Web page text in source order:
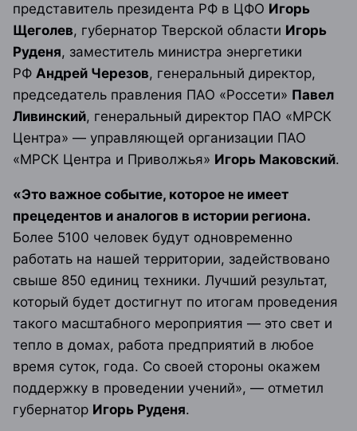
представитель президента РФ в ЦФО Игорь
Щеголев, губернатор Тверской области Игорь
Руденя, заместитель министра энергетики
РФ Андрей Черезов, генеральный директор,
председатель правления ПАО «Россети» Павел
Ливинский, генеральный директор ПАО «МРСК
Центра» — управляющей организации ПАО
«МРСК Центра и Приволжья» Игорь Маковский.
«Это важное событие, которое не имеет
прецедентов и аналогов в истории региона.
Более 5100 человек будут одновременно
работать на нашей территории, задействовано
свыше 850 единиц техники. Лучший результат,
который будет достигнут по итогам проведения
такого масштабного мероприятия — это свет и
тепло в домах, работа предприятий в любое
время суток, года. Со своей стороны окажем
поддержку в проведении учений», — отметил
губернатор Игорь Руденя.